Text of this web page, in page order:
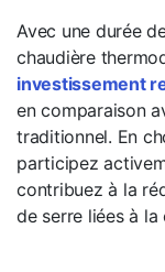
Avec une durée
chaudière
investissement
en comparaison
traditionnel. En
participez
contribuez à la
de serre liées à